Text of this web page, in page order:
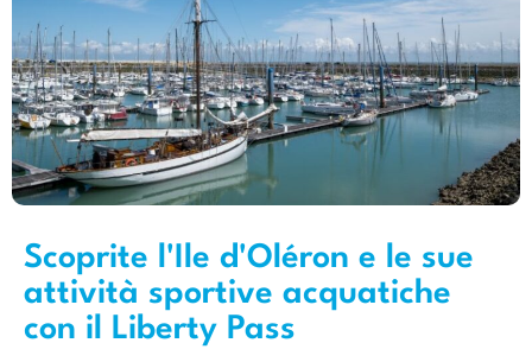
Scoprite l'Ile d'Oléron e le sue
attività sportive acquatiche
con il Liberty Pass